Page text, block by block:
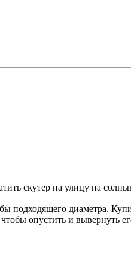
скутер на улицу на
подходящего диаметра.
опустить и вывернуть